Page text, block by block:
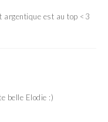
argentique est au top <3
belle Elodie :)